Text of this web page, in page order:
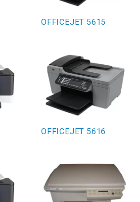
OFFICEJET 5615
OFFICEJET 5616